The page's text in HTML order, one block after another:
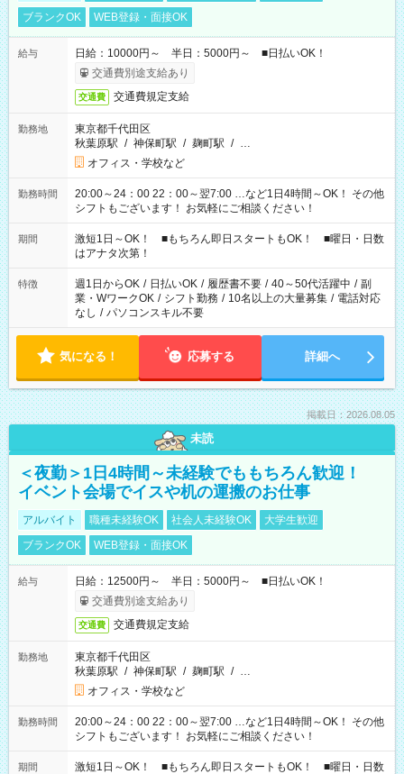
ブランクOK
WEB登録・面接OK
給与
日給：10000円～ 半日：5000円～ ■日払いOK！
交通費別途支給あり
交通費 交通費規定支給
勤務地
東京都千代田区
秋葉原駅 / 神保町駅 / 麹町駅 / …
オフィス・学校など
勤務時間
20:00～24：00 22：00～翌7:00 …など1日4時間～OK！ その他
シフトもございます！ お気軽にご相談ください！
期間
激短1日～OK！ ■もちろん即日スタートもOK！ ■曜日・日数
はアナタ次第！
特徴 週1日からOK / 日払いOK / 履歴書不要 / 40～50代活躍中 / 副
業・WワークOK / シフト勤務 / 10名以上の大量募集 / 電話対応
なし / パソコンスキル不要
気になる！ 応募する 詳細へ
掲載日：2026.08.05
未読
＜夜勤＞1日4時間～未経験でももちろん歓迎！
イベント会場でイスや机の運搬のお仕事
アルバイト 職種未経験OK 社会人未経験OK
大学生歓迎
ブランクOK
WEB登録・面接OK
給与
日給：12500円～ 半日：5000円～ ■日払いOK！
交通費別途支給あり
交通費 交通費規定支給
勤務地
東京都千代田区
秋葉原駅 / 神保町駅 / 麹町駅 / …
オフィス・学校など
勤務時間
20:00～24：00 22：00～翌7:00 …など1日4時間～OK！ その他
シフトもございます！ お気軽にご相談ください！
期間
激短1日～OK！ ■もちろん即日スタートもOK！ ■曜日・日数